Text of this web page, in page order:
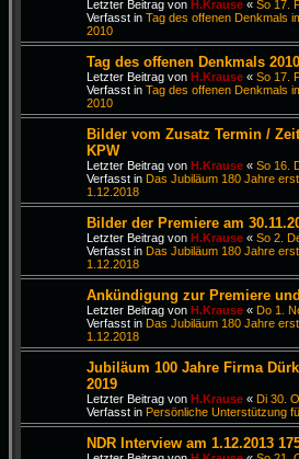
Letzter Beitrag von H.Krause « So 17.
Verfasst in Tag des offenen Denkmals
2010
Tag des offenen Denkmals
Letzter Beitrag von H.Krause « So 17.
Verfasst in Tag des offenen Denkmals
2010
Bilder vom Zusatz Termin /
KPW
Letzter Beitrag von H.Krause « So 16.
Verfasst in Das Jubiläum 180 Jahre
1.12.2018
Bilder der Premiere am
Letzter Beitrag von H.Krause « So 2.
Verfasst in Das Jubiläum 180 Jahre
1.12.2018
Ankündigung zur Premiere
Letzter Beitrag von H.Krause « Do 1.
Verfasst in Das Jubiläum 180 Jahre
1.12.2018
Jubiläum 100 Jahre Firma
2019
Letzter Beitrag von H.Krause « Di 30.
Verfasst in Persönliche Unterstützung
NDR Interview am 1.12.2013